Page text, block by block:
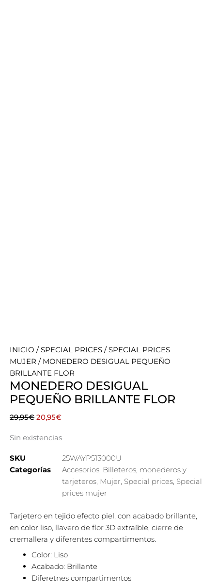
INICIO /SPECIAL PRICES /SPECIAL PRICES
MUJER / MONEDERO DESIGUAL PEQUEÑO
BRILLANTE FLOR
MONEDERO DESIGUAL
PEQUEÑO BRILLANTE FLOR
29,95€ El
original
20,95€El
actual
20,95€.
Sin existencias
SKU
25WAYP513000U
Categorías
Accesorios, Billeteros, monederos y
tarjeteros, Mujer, Special prices, Special
prices mujer
Tarjetero en tejido efecto piel, con acabado brillante,
en color liso, llavero de flor 3D extraíble, cierre de
cremallera y diferentes compartimentos.
Color: Liso
Acabado: Brillante
Diferetnes compartimentos